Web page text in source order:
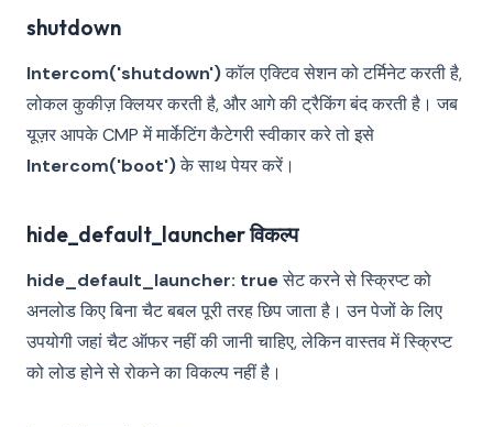
shutdown
Intercom('shutdown')कॉल एक्टिव सेशन को टर्मिनेट करती है,
लोकल कुकीज़ क्लियर करती है, और आगे की ट्रैकिंग बंद करती है। जब
यूज़र आपके CMP में मार्केटिंग कैटेगरी स्वीकार करे तो इसे
Intercom('boot')के साथ पेयर करें।
hide_default_launcher विकल्प
hide_default_launcher: trueसेट करने से स्क्रिप्ट को
अनलोड किए बिना चैट बबल पूरी तरह छिप जाता है। उन पेजों के लिए
उपयोगी जहां चैट ऑफर नहीं की जानी चाहिए, लेकिन वास्तव में स्क्रिप्ट
को लोड होने से रोकने का विकल्प नहीं है।